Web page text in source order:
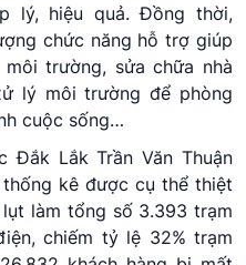
lý, hiệu quả. Đồng thời,
chức năng hỗ trợ giúp
trường, sửa chữa nhà
lý môi trường để phòng
cuộc sống…
Lắk Trần Văn Thuận
kê được cụ thể thiệt
làm tổng số 3.393 trạm
chiếm tỷ lệ 32% trạm